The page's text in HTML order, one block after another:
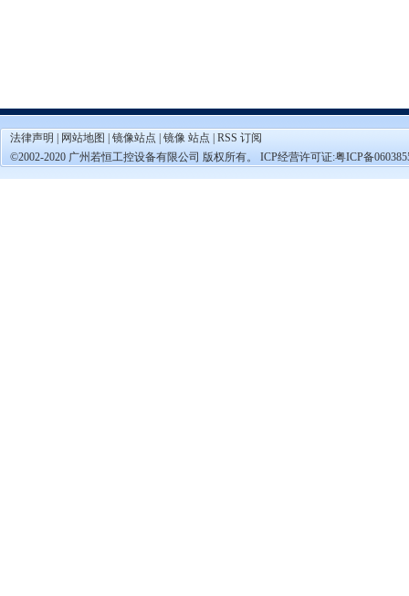
法律声明 网站地图 镜像站点 镜像 站点
RSS 订阅
©2002-2020 广州若恒工控设备有限公司 版权所有。 ICP经营许可证:粤ICP备